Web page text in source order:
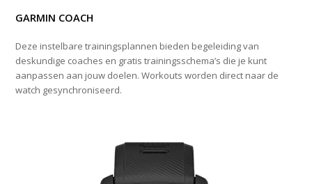
GARMIN COACH
Deze instelbare trainingsplannen bieden begeleiding van
deskundige coaches en gratis trainingsschema’s die je kunt
aanpassen aan jouw doelen. Workouts worden direct naar de
watch gesynchroniseerd.